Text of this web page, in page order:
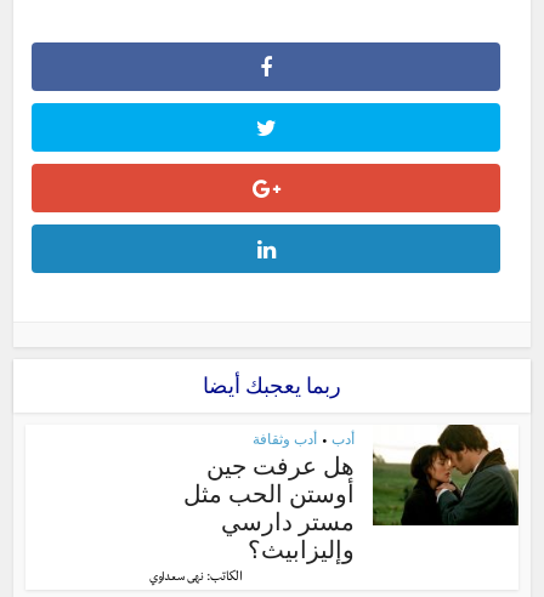
ربما يعجبك أيضا
أدب • أدب وثقافة
هل عرفت جين
أوستن الحب مثل
مستر دارسي
وإليزابيث؟
الكاتب: نهى سعداوي